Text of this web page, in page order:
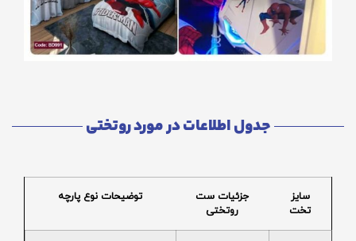
جدول اطلاعات در مورد روتختی
سایز
تخت
جزئیات ست
روتختی
توضیحات نوع پارچه